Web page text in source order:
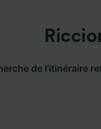
de l’itinéraire